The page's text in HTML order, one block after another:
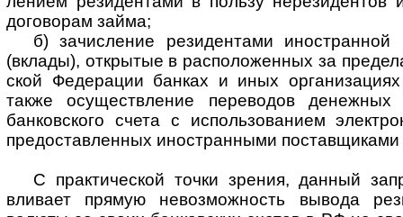
договорам займа;
б) зачисление резидентами
(вклады), откры­тые в рас­поло­жен­ных за
ской Феде­рации банках и иных
также осущест­вление пере­водов денеж­ных
банков­ского счета с исполь­зованием
предо­став­ленных ино­стран­ными постав­щиками
С практической точки зрения, данный
вливает прямую невоз­можность вывода